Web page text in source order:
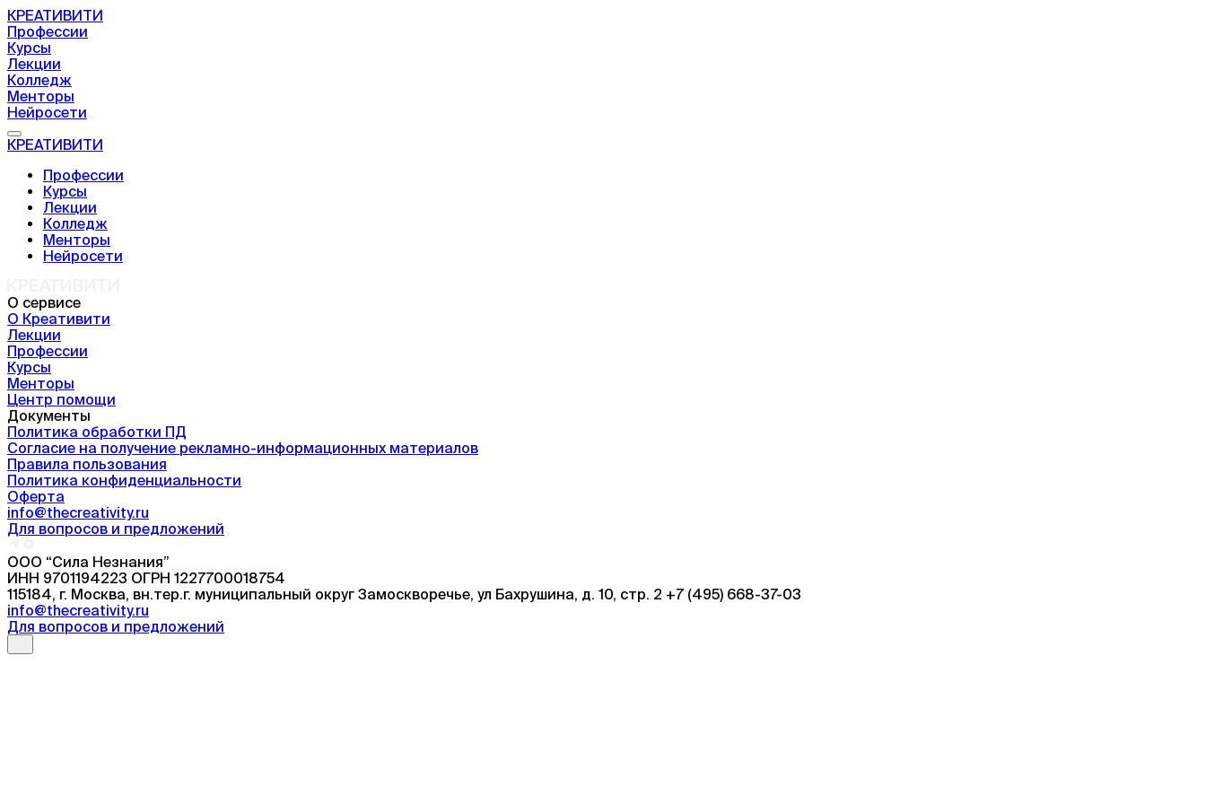
КРЕАТИВИТИ
Профессии
Курсы
Лекции
Колледж
Менторы
Нейросети
КРЕАТИВИТИ
Профессии
Курсы
Лекции
Колледж
Менторы
Нейросети
О сервисе
О Креативити
Лекции
Профессии
Курсы
Менторы
Центр помощи
Документы
Политика обработки ПД
Согласие на получение рекламно-информационных материалов
Правила пользования
Политика конфиденциальности
Оферта
info@thecreativity.ru
Для вопросов и предложений
ООО “Сила Незнания”
ИНН 9701194223 ОГРН 1227700018754
115184, г. Москва, вн.тер.г. муниципальный округ Замоскворечье, ул Бахрушина, д. 10, стр. 2 +7 (495) 668-37-03
info@thecreativity.ru
Для вопросов и предложений